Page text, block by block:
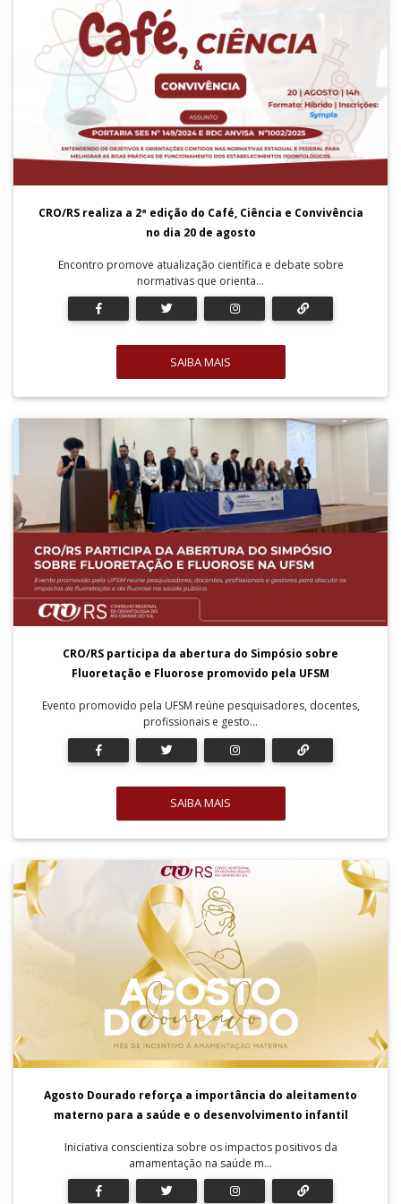
CRO/RS realiza a 2ª edição do Café, Ciência e Convivência
no dia 20 de agosto
Encontro promove atualização científica e debate sobre
normativas que orienta...
SAIBA MAIS
CRO/RS participa da abertura do Simpósio sobre
Fluoretação e Fluorose promovido pela UFSM
Evento promovido pela UFSM reúne pesquisadores, docentes,
profissionais e gesto...
SAIBA MAIS
Agosto Dourado reforça a importância do aleitamento
materno para a saúde e o desenvolvimento infantil
Iniciativa conscientiza sobre os impactos positivos da
amamentação na saúde m...